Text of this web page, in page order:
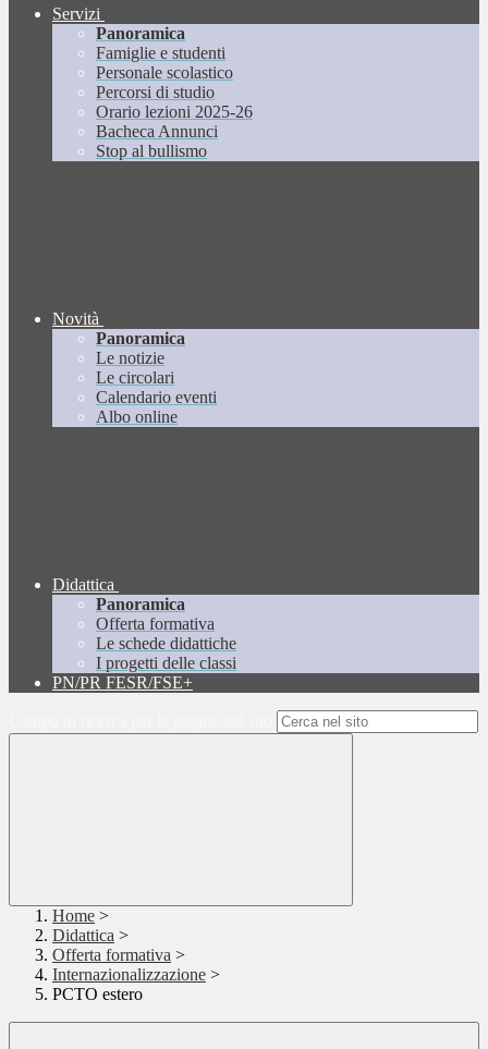
Servizi
Panoramica
Famiglie e studenti
Personale scolastico
Percorsi di studio
Orario lezioni 2025-26
Bacheca Annunci
Stop al bullismo
Novità
Panoramica
Le notizie
Le circolari
Calendario eventi
Albo online
Didattica
Panoramica
Offerta formativa
Le schede didattiche
I progetti delle classi
PN/PR FESR/FSE+
Home >
Didattica >
Offerta formativa >
Internazionalizzazione >
PCTO estero